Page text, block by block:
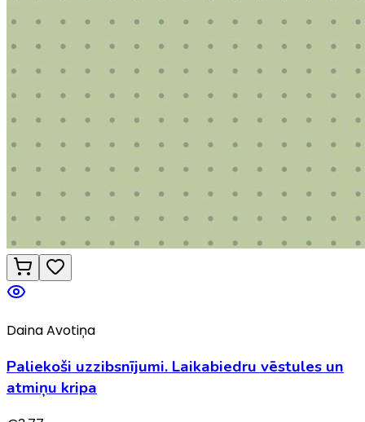
Daina Avotiņa
Paliekoši uzzibsnījumi. Laikabiedru vēstules un
atmiņu kripa